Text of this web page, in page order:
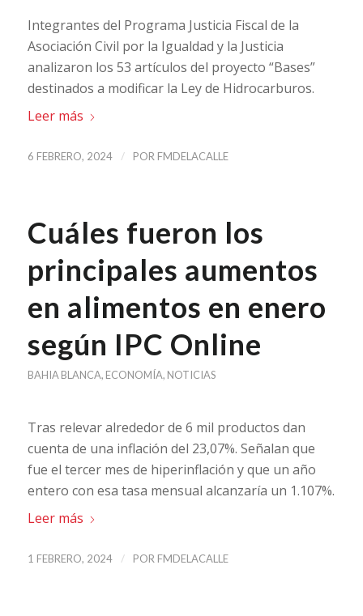
Integrantes del Programa Justicia Fiscal de la
Asociación Civil por la Igualdad y la Justicia
analizaron los 53 artículos del proyecto “Bases”
destinados a modificar la Ley de Hidrocarburos.
Leer más
6 FEBRERO, 2024 / POR FMDELACALLE
Cuáles fueron los
principales aumentos
en alimentos en enero
según IPC Online
BAHIA BLANCA, ECONOMÍA, NOTICIAS
Tras relevar alrededor de 6 mil productos dan
cuenta de una inflación del 23,07%. Señalan que
fue el tercer mes de hiperinflación y que un año
entero con esa tasa mensual alcanzaría un 1.107%.
Leer más
1 FEBRERO, 2024 / POR FMDELACALLE